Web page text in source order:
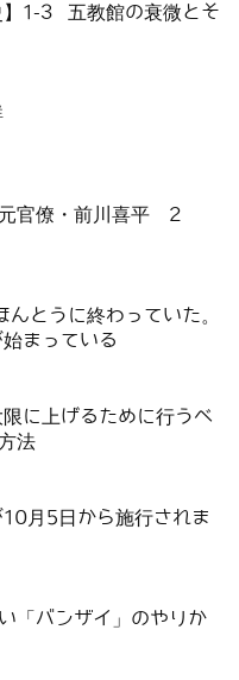
】1-3 五教館の衰微とそ
官僚・前川喜平 2
とうに終わっていた。
まっている
に上げるために行うべ
法
10月5日から施行されま
「バンザイ」のやりか